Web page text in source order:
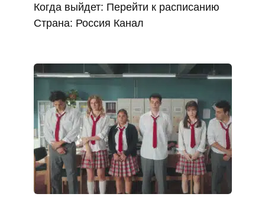
Когда выйдет: Перейти к расписанию
Страна: Россия Канал